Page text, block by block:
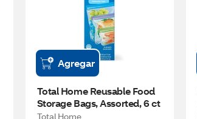
Agregar
Total Home Reusable Food
Storage Bags, Assorted, 6 ct
Total Home